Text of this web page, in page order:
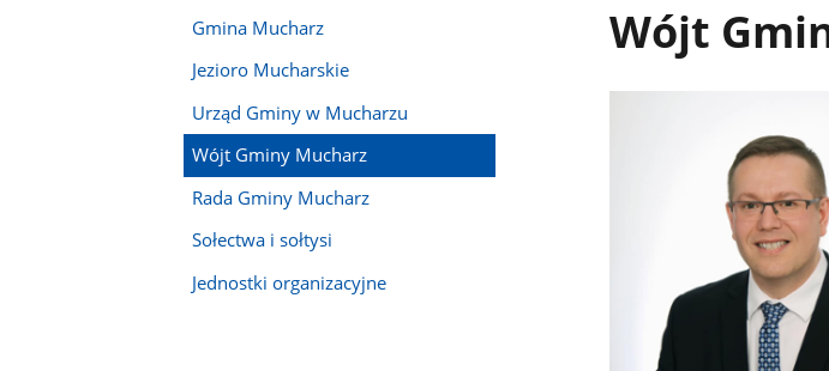
Gmina Mucharz
Jezioro Mucharskie
Urząd Gminy w Mucharzu
Wójt Gminy Mucharz
Rada Gminy Mucharz
Sołectwa i sołtysi
Jednostki organizacyjne
Wójt